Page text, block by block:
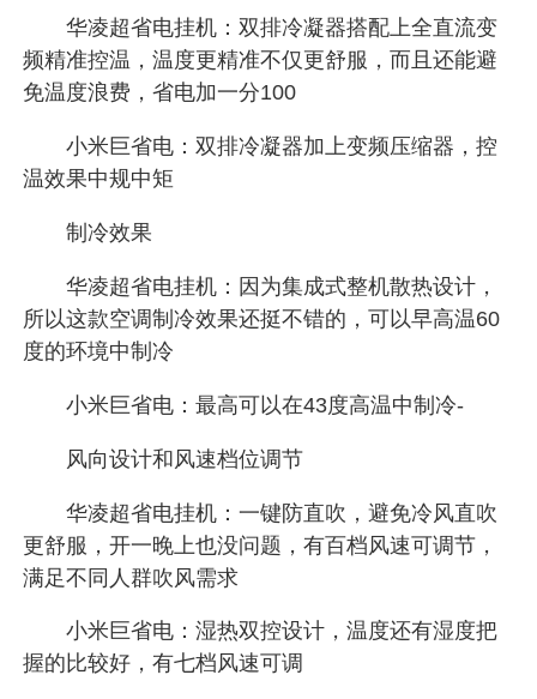
华凌超省电挂机：双排冷凝器搭配上全直流变
频精准控温，温度更精准不仅更舒服，而且还能避
免温度浪费，省电加一分100
小米巨省电：双排冷凝器加上变频压缩器，控
温效果中规中矩
制冷效果
华凌超省电挂机：因为集成式整机散热设计，
所以这款空调制冷效果还挺不错的，可以早高温60
度的环境中制冷
小米巨省电：最高可以在43度高温中制冷-
风向设计和风速档位调节
华凌超省电挂机：一键防直吹，避免冷风直吹
更舒服，开一晚上也没问题，有百档风速可调节，
满足不同人群吹风需求
小米巨省电：湿热双控设计，温度还有湿度把
握的比较好，有七档风速可调